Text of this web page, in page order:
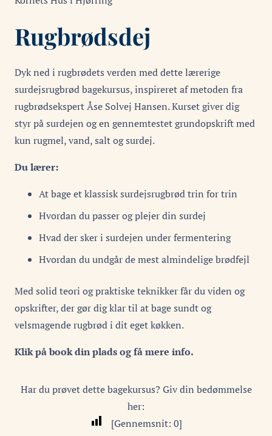
Rugbrødsdej
Dyk ned i rugbrødets verden med dette lærerige
surdejsrugbrød bagekursus, inspireret af metoden fra
rugbrødsekspert Åse Solvej Hansen. Kurset giver dig
styr på surdejen og en gennemtestet grundopskrift med
kun rugmel, vand, salt og surdej.
Du lærer:
At bage et klassisk surdejsrugbrød trin for trin
Hvordan du passer og plejer din surdej
Hvad der sker i surdejen under fermentering
Hvordan du undgår de mest almindelige brødfejl
Med solid teori og praktiske teknikker får du viden og
opskrifter, der gør dig klar til at bage sundt og
velsmagende rugbrød i dit eget køkken.
Klik på book din plads og få mere info.
Har du prøvet dette bagekursus? Giv din bedømmelse
her:
[Gennemsnit: 0]